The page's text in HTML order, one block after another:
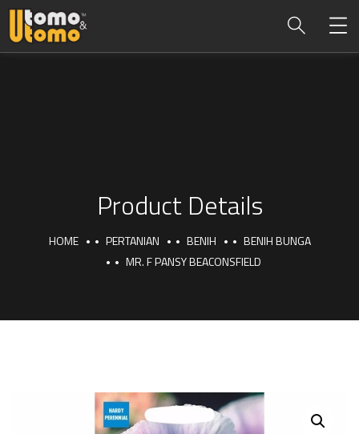
Product Details
HOME PERTANIAN BENIH
BENIH BUNGA
MR. F PANSY BEACONSFIELD